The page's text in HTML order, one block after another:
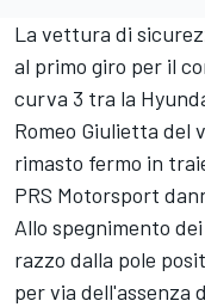
La vettura di
al primo giro per il
curva 3 tra la
Romeo Giulietta del
rimasto fermo in
PRS Motorsport
Allo spegnimento
razzo dalla pole
per via dell'assenza